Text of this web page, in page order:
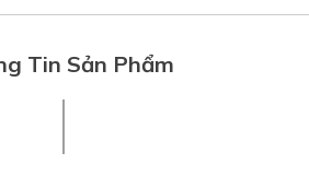
Tin Sản Phẩm